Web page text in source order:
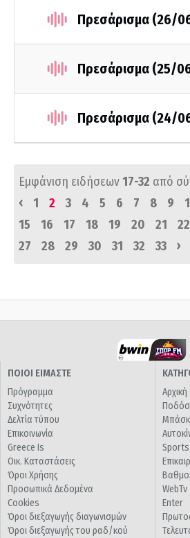
Πρεσάρισμα (26/
Πρεσάρισμα (25/
Πρεσάρισμα (24/
Εμφάνιση ειδήσεων17-32 από
‹
1 2 3 4 5 6 7 8 9
15
16 17 18 19 20 21 22
27
28 29 30 31 32 33 ›
ΠΟΙΟΙ ΕΙΜΑΣΤΕ
Πρόγραμμα
Συχνότητες
Δελτία τύπου
Επικοινωνία
Greece Is
Οικ. Καταστάσεις
Όροι Χρήσης
Προσωπικά Δεδομένα
Cookies
Όροι διεξαγωγής διαγωνισμών
Όροι διεξαγωγής του ραδ/κού
Αρχική
Sports
WebTv
Enter